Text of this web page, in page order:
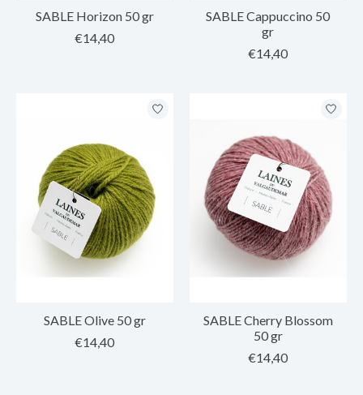
SABLE Horizon 50 gr
€14,40
SABLE Cappuccino 50
gr
€14,40
SABLE Olive 50 gr
€14,40
SABLE Cherry Blossom
50 gr
€14,40